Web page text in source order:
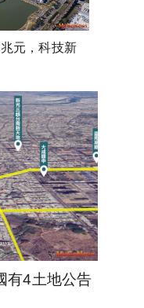
元，科技新
有4土地公告